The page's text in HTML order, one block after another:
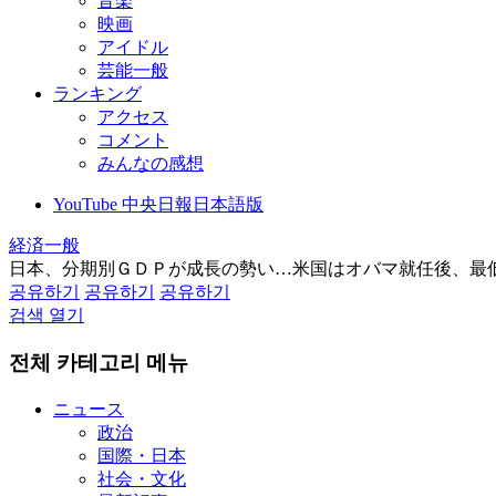
映画
アイドル
芸能一般
ランキング
アクセス
コメント
みんなの感想
YouTube 中央日報日本語版
経済一般
日本、分期別ＧＤＰが成長の勢い…米国はオバマ就任後、最
공유하기
공유하기
공유하기
검색 열기
전체 카테고리 메뉴
ニュース
政治
国際・日本
社会・文化